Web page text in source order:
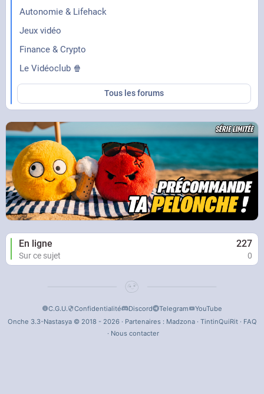
Autonomie & Lifehack
Jeux vidéo
Finance & Crypto
Le Vidéoclub 🍿
Tous les forums
En ligne 227
Sur ce sujet 0
C.G.U. Confidentialité Discord Telegram
YouTube
Onche 3.3-Nastasya © 2018 - 2026 · Partenaires : Madzona· TintinQuiRit· FAQ
· Nous contacter